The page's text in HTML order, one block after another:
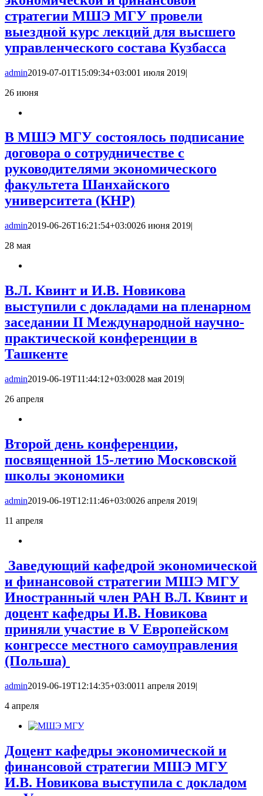
стратегии МШЭ МГУ провели
выездной курс лекций для высшего
управленческого состава Кузбасса
admin2019-07-01T15:09:34+03:001 июля 2019|
26 июня
В МШЭ МГУ состоялось подписание
договора о сотрудничестве с
руководителями экономического
факультета Шанхайского
университета (КНР)
admin2019-06-26T16:21:54+03:0026 июня 2019|
28 мая
В.Л. Квинт и И.В. Новикова
выступили с докладами на пленарном
заседании II Международной научно-
практической конференции в
Ташкенте
admin2019-06-19T11:44:12+03:0028 мая 2019|
26 апреля
Второй день конференции,
посвященной 15-летию Московской
школы экономики
admin2019-06-19T12:11:46+03:0026 апреля 2019|
11 апреля
Заведующий кафедрой экономической
и финансовой стратегии МШЭ МГУ
Иностранный член РАН В.Л. Квинт и
доцент кафедры И.В. Новикова
приняли участие в V Европейском
конгрессе местного самоуправления
(Польша)
admin2019-06-19T12:14:35+03:0011 апреля 2019|
4 апреля
Доцент кафедры экономической и
финансовой стратегии МШЭ МГУ
И.В. Новикова выступила с докладом